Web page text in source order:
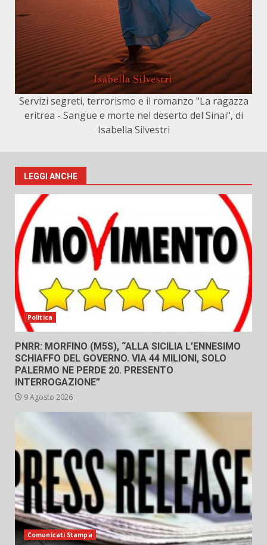
Servizi segreti, terrorismo e il romanzo "La ragazza
eritrea - Sangue e morte nel deserto del Sinai", di
Isabella Silvestri
LEGGI ANCHE
Politica
PNRR: MORFINO (M5S), “ALLA SICILIA L’ENNESIMO
SCHIAFFO DEL GOVERNO. VIA 44 MILIONI, SOLO
PALERMO NE PERDE 20. PRESENTO
INTERROGAZIONE”
9 Agosto 2026
Comunicati Stampa